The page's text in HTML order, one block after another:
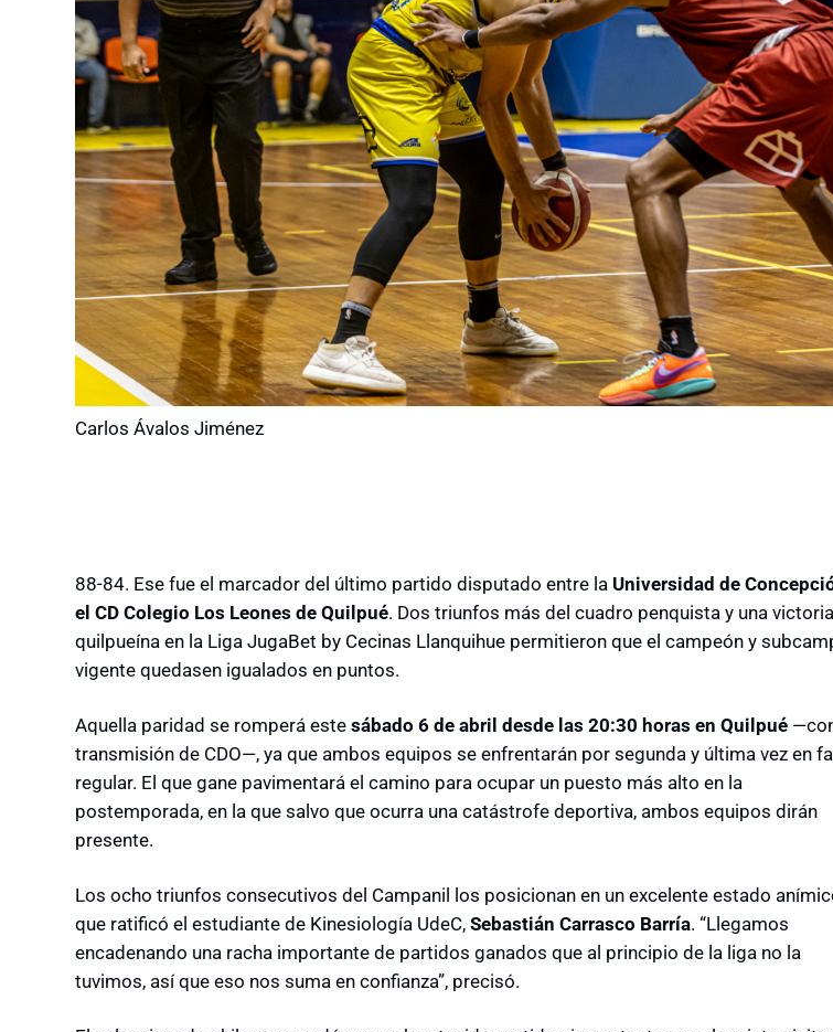
Carlos Ávalos Jiménez
88-84. Ese fue el marcador del último partido disputado entre la Universidad de
el CD Colegio Los Leones de Quilpué. Dos triunfos más del cuadro penquista y una victoria
quilpueína en la Liga JugaBet by Cecinas Llanquihue permitieron que el campeón y
vigente quedasen igualados en puntos.
Aquella paridad se romperá este sábado 6 de abril desde las 20:30 horas en Quilpué
transmisión de CDO—, ya que ambos equipos se enfrentarán por segunda y última vez en
regular. El que gane pavimentará el camino para ocupar un puesto más alto en la
postemporada, en la que salvo que ocurra una catástrofe deportiva, ambos equipos dirán
presente.
Los ocho triunfos consecutivos del Campanil los posicionan en un excelente estado
que ratificó el estudiante de Kinesiología UdeC, Sebastián Carrasco Barría. “Llegamos
encadenando una racha importante de partidos ganados que al principio de la liga no la
tuvimos, así que eso nos suma en confianza”, precisó.